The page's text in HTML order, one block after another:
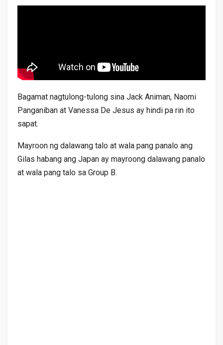
Bagamat nagtulong-tulong sina Jack Animan, Naomi
Panganiban at Vanessa De Jesus ay hindi pa rin ito
sapat.
Mayroon ng dalawang talo at wala pang panalo ang
Gilas habang ang Japan ay mayroong dalawang panalo
at wala pang talo sa Group B.